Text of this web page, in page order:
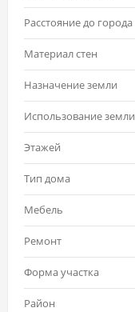
Расстояние до города
Материал стен
Назначение земли
Использование земли
Этажей
Тип дома
Мебель
Ремонт
Форма участка
Район